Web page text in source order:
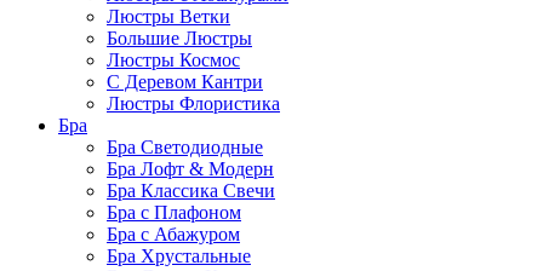
Люстры Ветки
Большие Люстры
Люстры Космос
С Деревом Кантри
Люстры Флористика
Бра
Бра Светодиодные
Бра Лофт & Модерн
Бра Классика Свечи
Бра с Плафоном
Бра с Абажуром
Бра Хрустальные